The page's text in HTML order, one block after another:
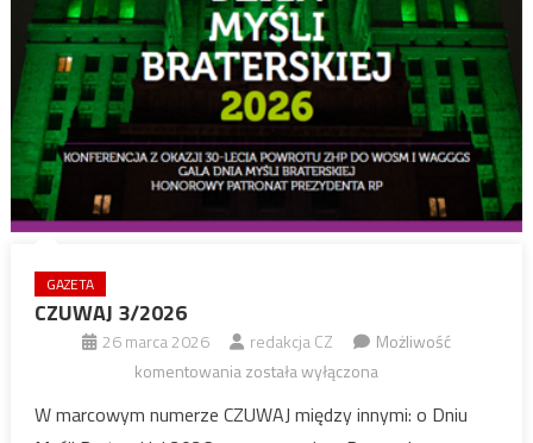
GAZETA
CZUWAJ 3/2026
26 marca 2026 redakcja CZ
Możliwość
komentowaniaCZUWAJ
została wyłączona
W marcowym numerze CZUWAJ między innymi: o Dniu